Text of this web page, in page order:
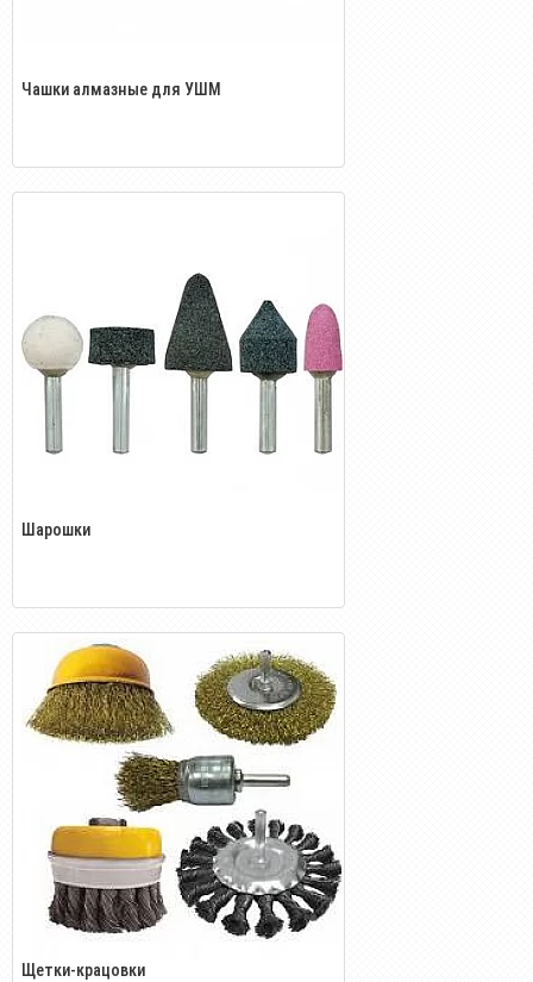
Чашки алмазные для УШМ
Шарошки
Щетки-крацовки